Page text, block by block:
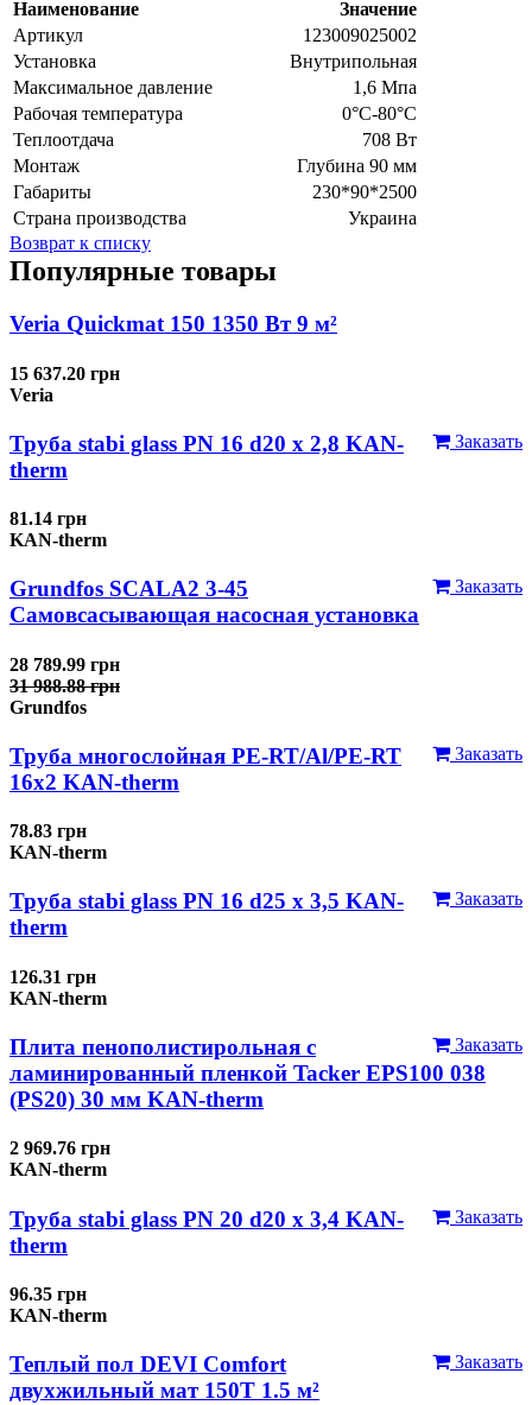
Наименование
Значение
Артикул
123009025002
Установка
Внутрипольная
Максимальное давление
1,6 Мпа
Рабочая температура
0°С-80°С
Теплоотдача
708 Вт
Монтаж
Глубина 90 мм
Габариты
230*90*2500
Страна производства
Украина
Возврат к списку
Популярные товары
Veria Quickmat 150 1350 Вт 9 м²
15 637.20 грн
Veria
Заказать
Труба stabi glass PN 16 d20 х 2,8 KAN-
therm
81.14 грн
KAN-therm
Заказать
Grundfos SCALA2 3-45
Самовсасывающая насосная установка
28 789.99 грн
31 988.88 грн
Grundfos
Заказать
Труба многослойная PE-RT/Al/PE-RT
16x2 KAN-therm
78.83 грн
KAN-therm
Заказать
Труба stabi glass PN 16 d25 х 3,5 KAN-
therm
126.31 грн
KAN-therm
Заказать
Плита пенополистирольная с
ламинированный пленкой Tacker EPS100 038
(PS20) 30 мм KAN-therm
2 969.76 грн
KAN-therm
Заказать
Труба stabi glass PN 20 d20 х 3,4 KAN-
therm
96.35 грн
KAN-therm
Заказать
Теплый пол DEVI Comfort
двухжильный мат 150T 1.5 м²